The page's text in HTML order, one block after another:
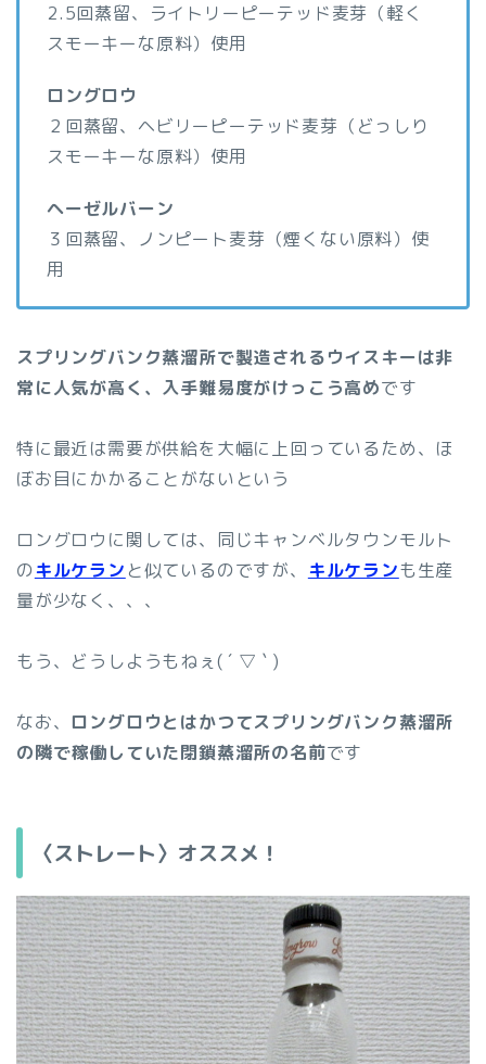
2.5回蒸留、ライトリーピーテッド麦芽（軽く
スモーキーな原料）使用
ロングロウ
２回蒸留、ヘビリーピーテッド麦芽（どっしり
スモーキーな原料）使用
ヘーゼルバーン
３回蒸留、ノンピート麦芽（煙くない原料）使
用
スプリングバンク蒸溜所で製造されるウイスキーは非
常に人気が高く、入手難易度がけっこう高めです
特に最近は需要が供給を大幅に上回っているため、ほ
ぼお目にかかることがないという
ロングロウに関しては、同じキャンベルタウンモルト
のキルケラン と似ているのですが、 キルケランも生産
量が少なく、、、
もう、どうしようもねぇ( ´ ▽ ` )
なお、 ロングロウとはかつてスプリングバンク蒸溜所
の隣で稼働していた閉鎖蒸溜所の名前です
〈ストレート〉オススメ！